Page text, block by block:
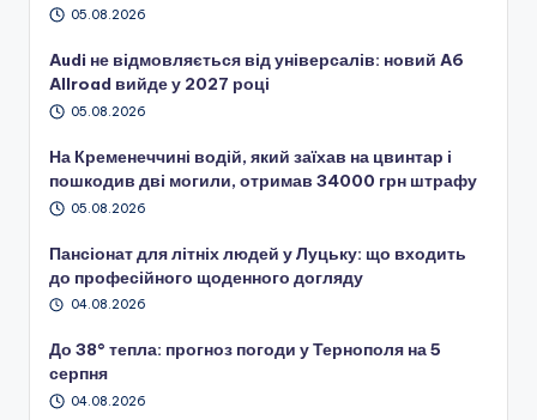
05.08.2026
Audi не відмовляється від універсалів: новий A6
Allroad вийде у 2027 році
05.08.2026
На Кременеччині водій, який заїхав на цвинтар і
пошкодив дві могили, отримав 34000 грн штрафу
05.08.2026
Пансіонат для літніх людей у Луцьку: що входить
до професійного щоденного догляду
04.08.2026
До 38° тепла: прогноз погоди у Тернополя на 5
серпня
04.08.2026